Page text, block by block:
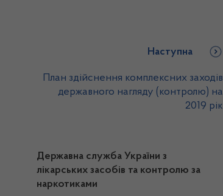
Наступна
План здійс­нення комплексних заходів
державного нагляду (контролю) на
2019 рік
Державна служба України з
лікарських засобів та контролю за
наркотиками